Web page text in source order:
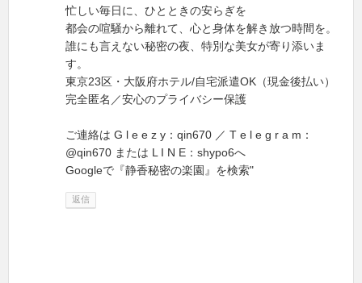
忙しい毎日に、ひとときの安らぎを
都会の喧騒から離れて、心と身体を解き放つ時間を。
誰にも言えない秘密の夜、特別な美女が寄り添いま
す。
東京23区・大阪府ホテル/自宅派遣OK（現金後払い）
完全匿名／安心のプライバシー保護
ご連絡は G l e e z y：qin670 ／ T e l e g r a m：
@qin670 または L I N E：shypo6へ
Googleで『静香秘密の楽園』を検索"
返信